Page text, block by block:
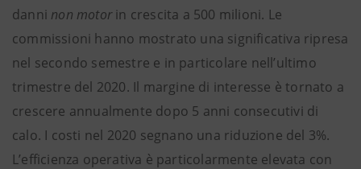
danni non motorin crescita a 500 milioni. Le
commissioni hanno mostrato una significativa ripresa
nel secondo semestre e in particolare nell’ultimo
trimestre del 2020. Il margine di interesse è tornato a
crescere annualmente dopo 5 anni consecutivi di
calo. I costi nel 2020 segnano una riduzione del 3%.
L’efficienza operativa è particolarmente elevata con